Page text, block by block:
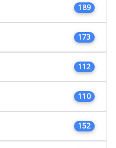
189
173
112
110
152